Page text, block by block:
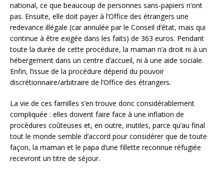
national, ce que beaucoup de personnes sans-papiers n’ont
pas. Ensuite, elle doit payer à l’Office des étrangers une
redevance illégale (car annulée par le Conseil d’état, mais qui
continue à être exigée dans les faits) de 363 euros. Pendant
toute la durée de cette procédure, la maman n’a droit ni à un
hébergement dans un centre d’accueil, ni à une aide sociale.
Enfin, l’issue de la procédure dépend du pouvoir
discrétionnaire/arbitraire de l’Office des étrangers.
La vie de ces familles s’en trouve donc considérablement
compliquée : elles doivent faire face à une inflation de
procédures coûteuses et, en outre, inutiles, parce qu’au final
tout le monde semble d’accord pour considérer que de toute
façon, la maman et le papa d’une fillette reconnue réfugiée
recevront un titre de séjour.